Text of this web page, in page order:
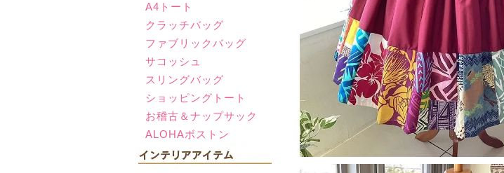
A4トート
クラッチバッグ
ファブリックバッグ
サコッシュ
スリングバッグ
ショッピングトート
お稽古＆ナップサック
ALOHAボストン